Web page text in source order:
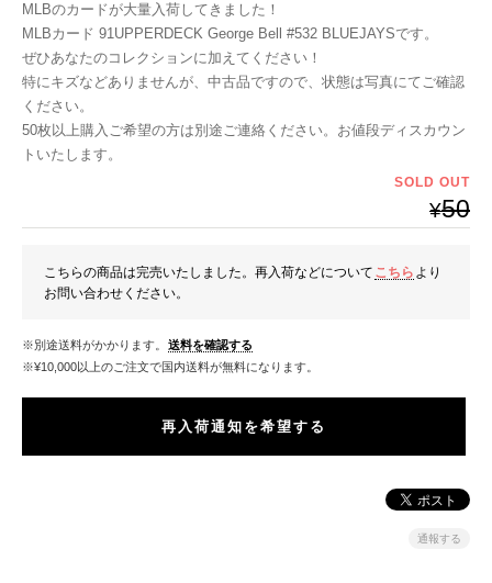
MLBのカードが大量入荷してきました！
MLBカード 91UPPERDECK George Bell #532 BLUEJAYSです。
ぜひあなたのコレクションに加えてください！
特にキズなどありませんが、中古品ですので、状態は写真にてご確認
ください。
50枚以上購入ご希望の方は別途ご連絡ください。お値段ディスカウン
トいたします。
SOLD OUT
¥50
こちらの商品は完売いたしました。再入荷などについて こちら より
お問い合わせください。
※別途送料がかかります。 送料を確認する
※¥10,000以上のご注文で国内送料が無料になります。
再入荷通知を希望する
通報する